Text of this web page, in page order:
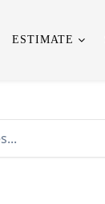
ESTIMATE